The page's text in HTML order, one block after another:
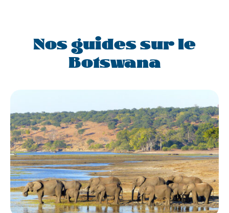
Nos guides sur le
Botswana